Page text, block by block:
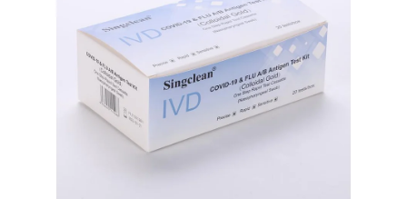
hvězdiček.